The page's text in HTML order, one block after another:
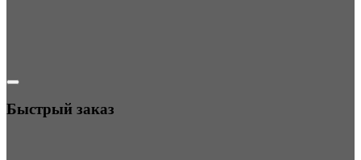
Быстрый заказ